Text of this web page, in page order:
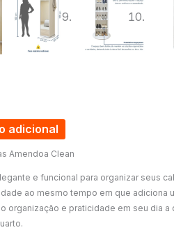
adicional
Amendoa Clean
e funcional para organizar seus
ao mesmo tempo em que adiciona
organização e praticidade em seu dia